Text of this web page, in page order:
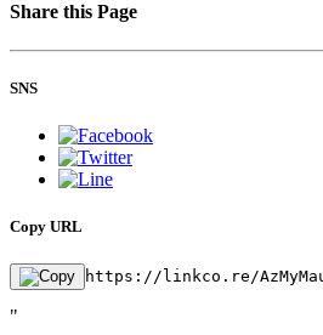
Share this Page
SNS
Copy URL
https://linkco.re/
"